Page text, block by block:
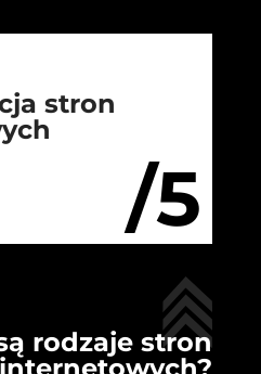
/5
stron
rodzaje stron
internetowych?